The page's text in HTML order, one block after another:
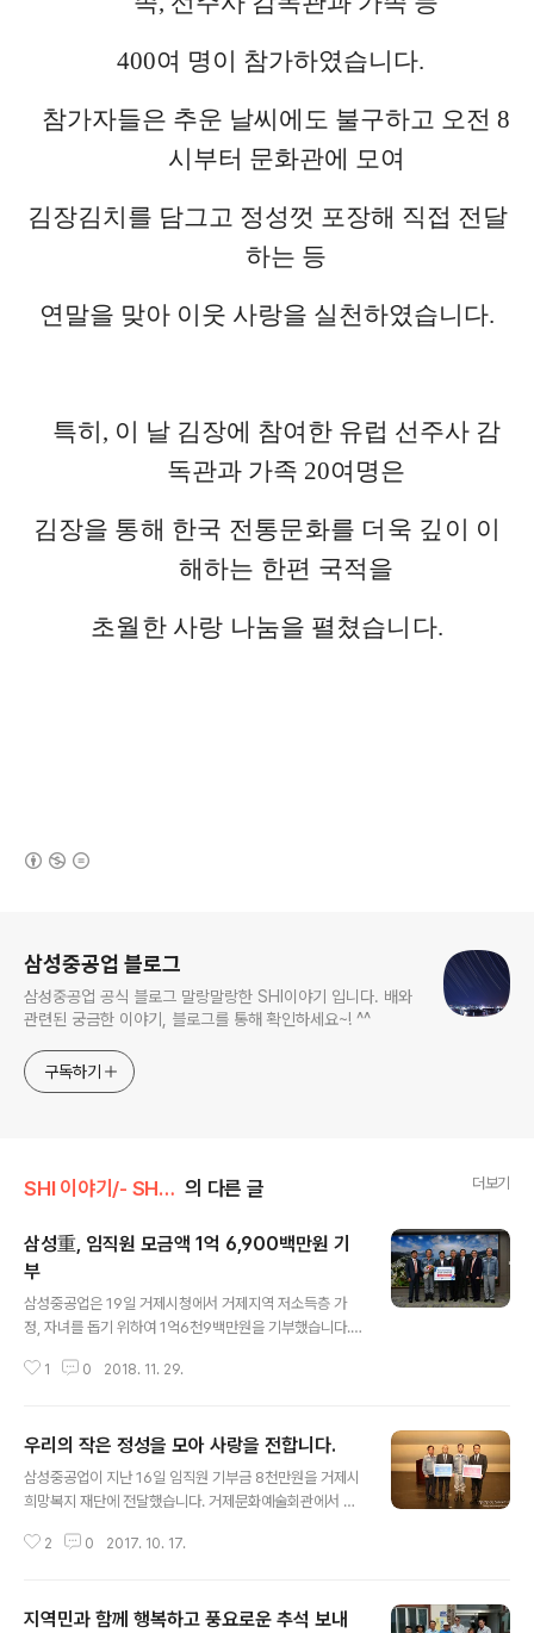
400여 명이 참가하였습니다.
참가자들은 추운 날씨에도 불구하고 오전 8
시부터 문화관에 모여
김장김치를 담그고 정성껏 포장해 직접 전달
하는 등
연말을 맞아 이웃 사랑을 실천하였습니다.
특히, 이 날 김장에 참여한 유럽 선주사 감
독관과 가족 20여명은
김장을 통해 한국 전통문화를 더욱 깊이 이
해하는 한편 국적을
초월한 사랑 나눔을 펼쳤습니다.
삼성중공업 블로그
삼성중공업 공식 블로그 말랑말랑한 SHI이야기 입니다. 배와
관련된 궁금한 이야기, 블로그를 통해 확인하세요~! ^^
구독하기
SHI 이야기/- SHI 행복나눔 의 다른 글 더보기
삼성重, 임직원 모금액 1억 6,900백만원 기
부
삼성중공업은 19일 거제시청에서 거제지역 저소득층 가
정, 자녀를 돕기 위하여 1억6천9백만원을 기부했습니다.
장에게 6천3백만원, 교육지원청 안재기 교육장에게 1억6
습니다. 삼성중공업이 기부한 1억6천9백만원은 임직원들
이 매달 일정액을 적립한 금액입니다. 기부금은 저소득층
가정, 자녀 지원 사업 등에 사용될 예정입니다. 삼성중공업
억 원의 임직원 모금액을 희망복지재단과 교육지원청에 기
1 0 2018. 11. 29.
우리의 작은 정성을 모아 사랑을 전합니다.
삼성중공업이 지난 16일 임직원 기부금 8천만원을 거제시
희망복지 재단에 전달했습니다. 거제문화예술회관에서 열
이사장, 삼성중공업 총무팀 이성웅 상무, 삼성중공업 노동
사용해 달라며 올 1월부터 모은 금액입니다. 성금은 거제시
2 0 2017. 10. 17.
지역민과 함께 행복하고 풍요로운 추석 보내